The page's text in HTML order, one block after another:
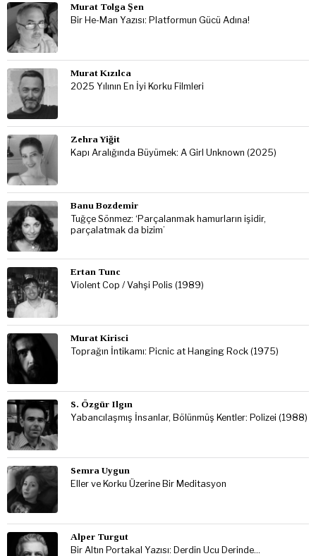
Murat Tolga Şen
Bir He-Man Yazısı: Platformun Gücü Adına!
Murat Kızılca
2025 Yılının En İyi Korku Filmleri
Zehra Yiğit
Kapı Aralığında Büyümek: A Girl Unknown (2025)
Banu Bozdemir
Tuğçe Sönmez: ‘Parçalanmak hamurların işidir,
parçalatmak da bizim’
Ertan Tunc
Violent Cop / Vahşi Polis (1989)
Murat Kirisci
Toprağın İntikamı: Picnic at Hanging Rock (1975)
S. Özgür Ilgın
Yabancılaşmış İnsanlar, Bölünmüş Kentler: Polizei (1988)
Semra Uygun
Eller ve Korku Üzerine Bir Meditasyon
Alper Turgut
Bir Altın Portakal Yazısı: Derdin Ucu Derinde…